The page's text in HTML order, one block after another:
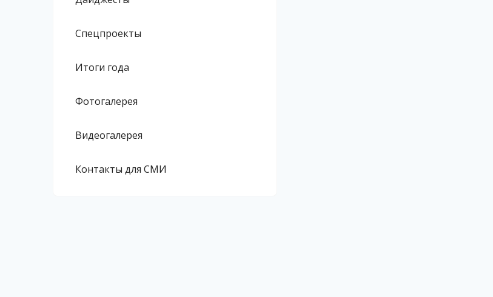
Спецпроекты
Итоги года
Фотогалерея
Видеогалерея
Контакты для СМИ